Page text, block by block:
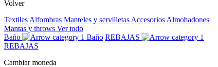
Volver
Textiles Alfombras Manteles y servilletas Accesorios Almohadones
Mantas y throws Ver todo
Baño
Baño REBAJAS
REBAJAS
Cambiar moneda